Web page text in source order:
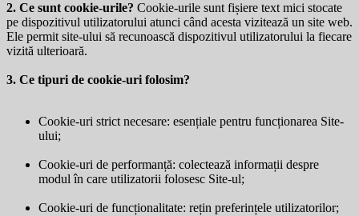
2. Ce sunt cookie-urile? Cookie-urile sunt fișiere text mici stocate
pe dispozitivul utilizatorului atunci când acesta vizitează un site web.
Ele permit site-ului să recunoască dispozitivul utilizatorului la fiecare
vizită ulterioară.
3. Ce tipuri de cookie-uri folosim?
Cookie-uri strict necesare: esențiale pentru funcționarea Site-
ului;
Cookie-uri de performanță: colectează informații despre
modul în care utilizatorii folosesc Site-ul;
Cookie-uri de funcționalitate: rețin preferințele utilizatorilor;